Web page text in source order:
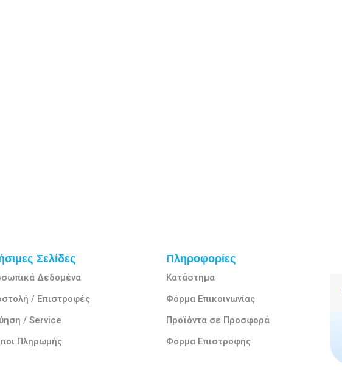
Σελίδες
Δεδομένα
/ Επιστροφές
/ Service
Πληρωμής
Πληροφορίες
Κατάστημα
Φόρμα Επικοινωνίας
Προϊόντα σε Προσφορά
Φόρμα Επιστροφής